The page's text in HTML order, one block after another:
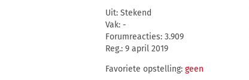
Uit: Stekend
Vak: -
Forumreacties: 3.909
Reg.: 9 april 2019
Favoriete opstelling: geen